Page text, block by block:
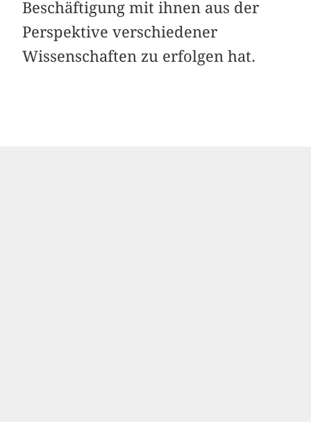
Beschäftigung mit ihnen aus der
Perspektive verschiedener
Wissenschaften zu erfolgen hat.